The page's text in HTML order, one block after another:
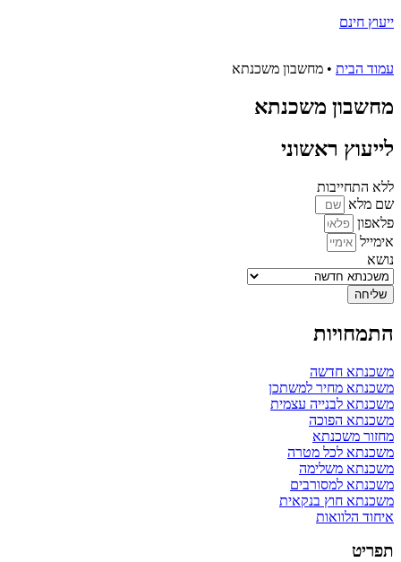
ייעוץ חינם
עמוד הבית • מחשבון משכנתא
מחשבון משכנתא
לייעוץ ראשוני
ללא התחייבות
שם מלא
פלאפון
אימייל
נושא
שליחה
התמחויות
משכנתא חדשה
משכנתא מחיר למשתכן
משכנתא לבנייה עצמית
משכנתא הפוכה
מחזור משכנתא
משכנתא לכל מטרה
משכנתא משלימה
משכנתא למסורבים
משכנתא חוץ בנקאית
איחוד הלוואות
תפריט